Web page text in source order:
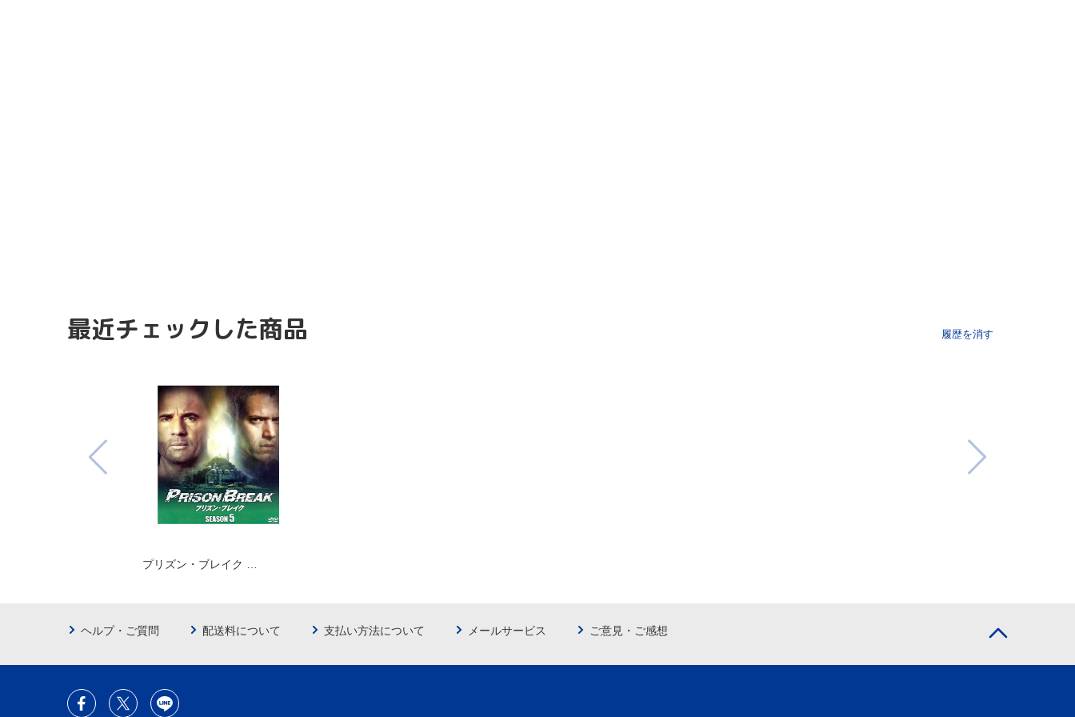
最近チェックした商品 履歴を消す
プリズン・ブレイク …
ヘルプ・ご質問 配送料について 支払い方法について メールサービス ご意見・ご感想